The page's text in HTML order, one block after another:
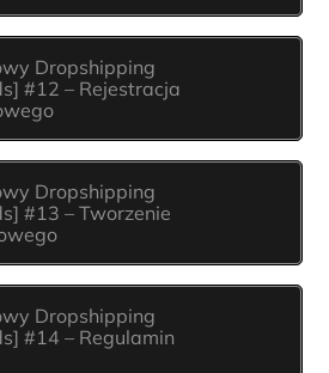
Dropshipping
#12 – Rejestracja
Dropshipping
#13 – Tworzenie
Dropshipping
#14 – Regulamin